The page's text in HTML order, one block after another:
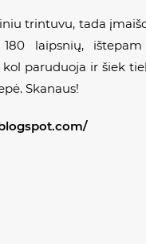
trintuvu, tada
laipsnių,
paruduoja ir šiek
Skanaus!